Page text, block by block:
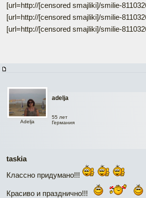
[url=http://[censored smajliki]/smilie-
[url=http://[censored smajliki]/smilie-
[url=http://[censored smajliki]/smilie-
adelja
Adelja
55 лет
Германия
taskia
Классно придумано!!!
Красиво и празднично!!!